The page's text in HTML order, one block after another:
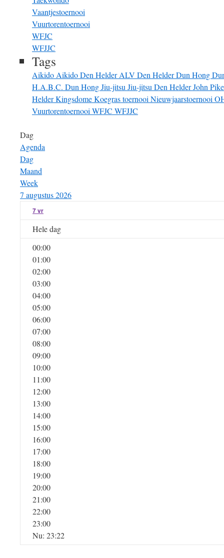
Vaantjestoernooi
Vuurtorentoernooi
WFJC
WFJJC
Tags
Aikido Aikido Den HelderALV Den HelderDun Hong
H.A.B.C. Dun HongJiu-jitsu Jiu-jitsu Den HelderJohn
HelderKingsdomeKoegras toernooi Nieuwjaarstoernooi
Vuurtorentoernooi WFJC WFJJC
Dag
Agenda
Dag
Maand
Week
7 augustus 2026
7vr
Hele dag
00:00
01:00
02:00
03:00
04:00
05:00
06:00
07:00
08:00
09:00
10:00
11:00
12:00
13:00
14:00
15:00
16:00
17:00
18:00
19:00
20:00
21:00
22:00
23:00
Nu: 23:22